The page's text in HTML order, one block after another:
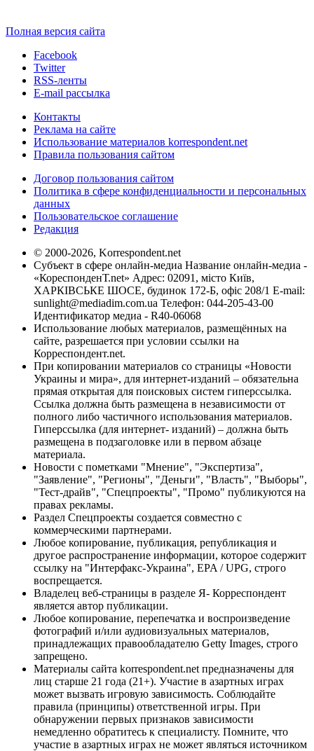
Полная версия сайта
Facebook
Twitter
RSS-ленты
E-mail рассылка
Контакты
Реклама на сайте
Использование материалов korrespondent.net
Правила пользования сайтом
Договор пользования сайтом
Политика в сфере конфиденциальности и персональных
данных
Пользовательское соглашение
Редакция
© 2000-2026, Korrespondent.net
Субъект в сфере онлайн-медиа Название онлайн-медиа -
«КореспонденТ.net» Адрес: 02091, місто Київ,
ХАРКІВСЬКЕ ШОСЕ, будинок 172-Б, офіс 208/1 E-mail:
sunlight@mediadim.com.ua Телефон: 044-205-43-00
Идентификатор медиа - R40-06068
Использование любых материалов, размещённых на
сайте, разрешается при условии ссылки на
Корреспондент.net.
При копировании материалов со страницы «Новости
Украины и мира», для интернет-изданий – обязательна
прямая открытая для поисковых систем гиперссылка.
Ссылка должна быть размещена в независимости от
полного либо частичного использования материалов.
Гиперссылка (для интернет- изданий) – должна быть
размещена в подзаголовке или в первом абзаце
материала.
Новости с пометками "Мнение", "Экспертиза",
"Заявление", "Регионы", "Деньги", "Власть", "Выборы",
"Тест-драйв", "Спецпроекты", "Промо" публикуются на
правах рекламы.
Раздел Спецпроекты создается совместно с
коммерческими партнерами.
Любое копирование, публикация, републикация и
другое распространение информации, которое содержит
ссылку на "Интерфакс-Украина", EPA / UPG, строго
воспрещается.
Владелец веб-страницы в разделе Я- Корреспондент
является автор публикации.
Любое копирование, перепечатка и воспроизведение
фотографий и/или аудиовизуальных материалов,
принадлежащих правообладателю Getty Images, строго
запрещено.
Материалы сайта korrespondent.net предназначены для
лиц старше 21 года (21+). Участие в азартных играх
может вызвать игровую зависимость. Соблюдайте
правила (принципы) ответственной игры. При
обнаружении первых признаков зависимости
немедленно обратитесь к специалисту. Помните, что
участие в азартных играх не может являться источником